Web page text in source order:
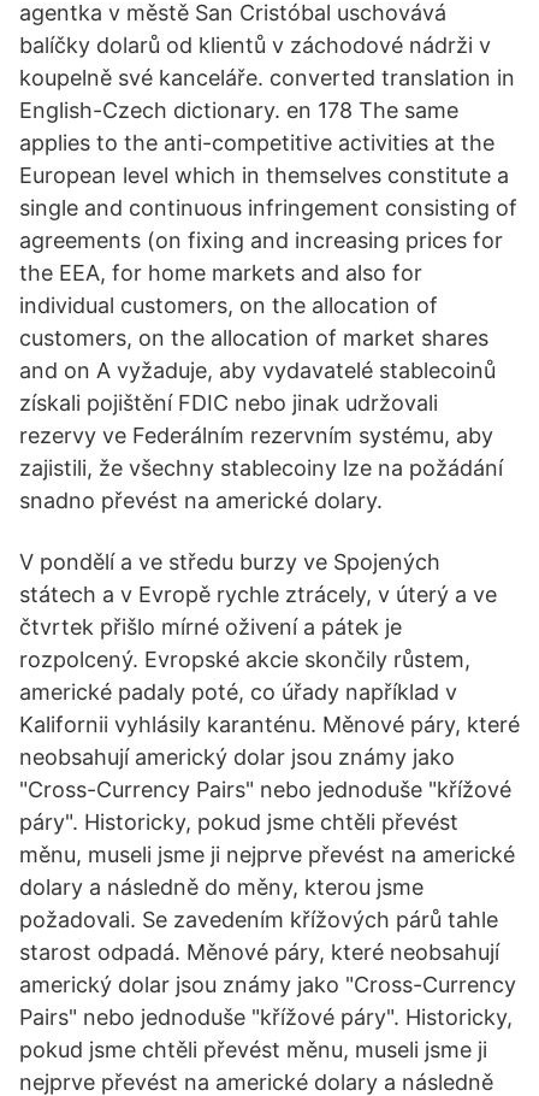
agentka v městě San Cristóbal uschovává
balíčky dolarů od klientů v záchodové nádrži v
koupelně své kanceláře. converted translation in
English-Czech dictionary. en 178 The same
applies to the anti-competitive activities at the
European level which in themselves constitute a
single and continuous infringement consisting of
agreements (on fixing and increasing prices for
the EEA, for home markets and also for
individual customers, on the allocation of
customers, on the allocation of market shares
and on A vyžaduje, aby vydavatelé stablecoinů
získali pojištění FDIC nebo jinak udržovali
rezervy ve Federálním rezervním systému, aby
zajistili, že všechny stablecoiny lze na požádání
snadno převést na americké dolary.
V pondělí a ve středu burzy ve Spojených
státech a v Evropě rychle ztrácely, v úterý a ve
čtvrtek přišlo mírné oživení a pátek je
rozpolcený. Evropské akcie skončily růstem,
americké padaly poté, co úřady například v
Kalifornii vyhlásily karanténu. Měnové páry, které
neobsahují americký dolar jsou známy jako
"Cross-Currency Pairs" nebo jednoduše "křížové
páry". Historicky, pokud jsme chtěli převést
měnu, museli jsme ji nejprve převést na americké
dolary a následně do měny, kterou jsme
požadovali. Se zavedením křížových párů tahle
starost odpadá. Měnové páry, které neobsahují
americký dolar jsou známy jako "Cross-Currency
Pairs" nebo jednoduše "křížové páry". Historicky,
pokud jsme chtěli převést měnu, museli jsme ji
nejprve převést na americké dolary a následně